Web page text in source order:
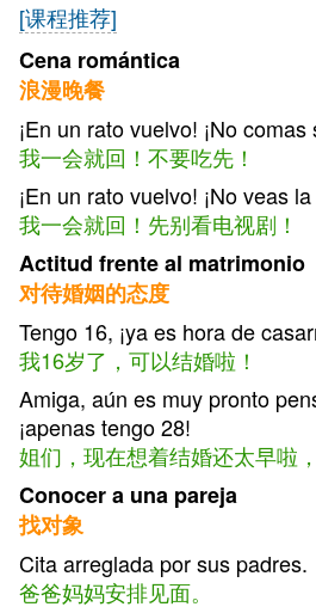
[课程推荐]
Cena romántica
浪漫晚餐
¡En un rato vuelvo! ¡No comas
我一会就回！不要吃先！
¡En un rato vuelvo! ¡No veas
我一会就回！先别看电视剧！
Actitud frente al matrimonio
对待婚姻的态度
Tengo 16, ¡ya es hora de
我16岁了，可以结婚啦！
Amiga, aún es muy pronto
¡apenas tengo 28!
姐们，现在想着结婚还太早啦
Conocer a una pareja
找对象
Cita arreglada por sus padres.
爸爸妈妈安排见面。